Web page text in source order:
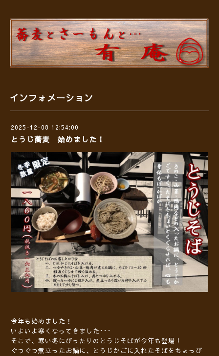
インフォメーション
2025-12-08 12:54:00
とうじ蕎麦 始めました！
今年も始めました！
いよいよ寒くなってきました･･･
そこで、寒い冬にぴったりのとうじそばが今年も登場！
ぐつぐつ煮立ったお鍋に、とうじかごに入れたそばをちょっぴ